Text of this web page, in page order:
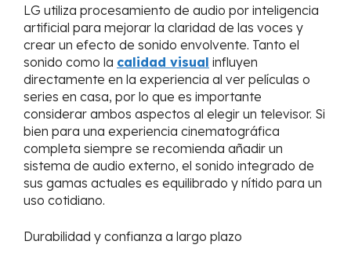
LG utiliza procesamiento de audio por inteligencia
artificial para mejorar la claridad de las voces y
crear un efecto de sonido envolvente. Tanto el
sonido como la calidad visual influyen
directamente en la experiencia al ver películas o
series en casa, por lo que es importante
considerar ambos aspectos al elegir un televisor. Si
bien para una experiencia cinematográfica
completa siempre se recomienda añadir un
sistema de audio externo, el sonido integrado de
sus gamas actuales es equilibrado y nítido para un
uso cotidiano.
Durabilidad y confianza a largo plazo